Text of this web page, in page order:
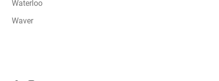
Waterloo
Waver